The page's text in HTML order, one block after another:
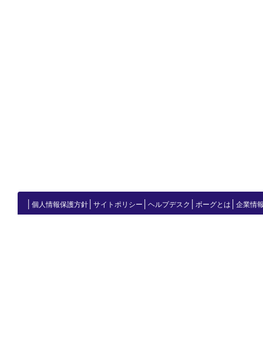
個人情報保護方針 サイトポリシー ヘルプデスク ボーグとは 企業情